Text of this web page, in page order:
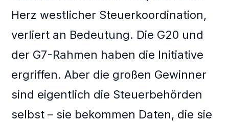
Herz westlicher Steuerkoordination,
verliert an Bedeutung. Die G20 und
der G7-Rahmen haben die Initiative
ergriffen. Aber die großen Gewinner
sind eigentlich die Steuerbehörden
selbst – sie bekommen Daten, die sie